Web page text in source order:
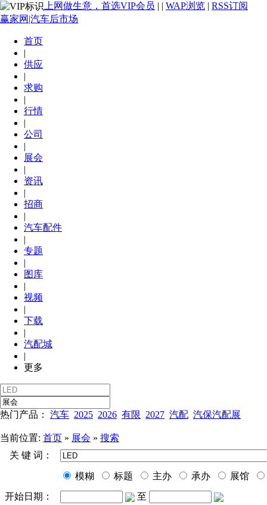
上网做生意，首选VIP会员 | | WAP浏览 | RSS订阅
赢家网|汽车后市场
首页
|
供应
|
求购
|
行情
|
公司
|
展会
|
资讯
|
招商
|
汽车配件
|
专题
|
图库
|
视频
|
下载
|
汽配城
|
更多
热门产品： 汽车 2025 2026 有限 2027 汽配 汽保汽配展
当前位置: 首页 » 展会 » 搜索
关 键 词：
模糊 标题 主办 承办 展馆
开始日期：
至